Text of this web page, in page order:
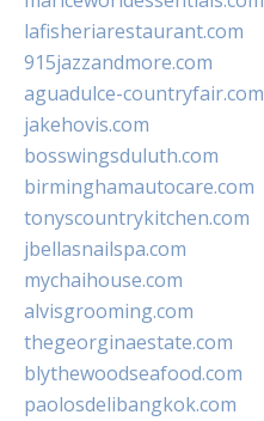
lafisheriarestaurant.com
915jazzandmore.com
aguadulce-countryfair.com
jakehovis.com
bosswingsduluth.com
birminghamautocare.com
tonyscountrykitchen.com
jbellasnailspa.com
mychaihouse.com
alvisgrooming.com
thegeorginaestate.com
blythewoodseafood.com
paolosdelibangkok.com